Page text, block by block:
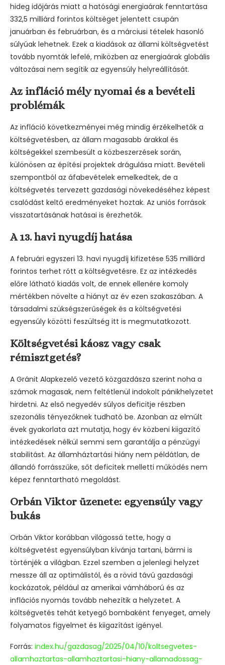
hideg időjárás miatt a hatósági energiaárak fenntartása
332,5 milliárd forintos költséget jelentett csupán
januárban és februárban, és a márciusi tételek hasonló
súlyúak lehetnek. Ezek a kiadások az állami költségvetést
tovább nyomták lefelé, miközben az energiaárak globális
változásai nem segítik az egyensúly helyreállítását.
Az infláció mély nyomai és a bevételi
problémák
Az infláció következményei még mindig érzékelhetők a
költségvetésben, az állam magasabb árakkal és
költségekkel szembesült a közbeszerzések során,
különösen az építési projektek drágulása miatt. Bevételi
szempontból az áfabevételek emelkedtek, de a
költségvetés tervezett gazdasági növekedéséhez képest
csalódást keltő eredményeket hoztak. Az uniós források
visszatartásának hatásai is érezhetők.
A 13. havi nyugdíj hatása
A februári egyszeri 13. havi nyugdíj kifizetése 535 milliárd
forintos terhet rótt a költségvetésre. Ez az intézkedés
előre látható kiadás volt, de ennek ellenére komoly
mértékben növelte a hiányt az év ezen szakaszában. A
társadalmi szükségszerűségek és a költségvetési
egyensúly közötti feszültség itt is megmutatkozott.
Költségvetési káosz vagy csak
rémisztgetés?
A Gránit Alapkezelő vezető közgazdásza szerint noha a
számok magasak, nem feltétlenül indokolt pánikhelyzetet
hirdetni. Az első negyedév súlyos deficitje részben
szezonális tényezőknek tudható be. Azonban az elmúlt
évek gyakorlata azt mutatja, hogy év közbeni kiigazító
intézkedések nélkül semmi sem garantálja a pénzügyi
stabilitást. Az államháztartási hiány nem példátlan, de
állandó forrásszűke, sőt deficitek melletti működés nem
képez fenntartható megoldást.
Orbán Viktor üzenete: egyensúly vagy
bukás
Orbán Viktor korábban világossá tette, hogy a
költségvetést egyensúlyban kívánja tartani, bármi is
történjék a világban. Ezzel szemben a jelenlegi helyzet
messze áll az optimálistól, és a rövid távú gazdasági
kockázatok, például az amerikai vámháború és az
inflációs nyomás tovább nehezítik a helyzetet. A
költségvetés tehát ketyegő bombaként fenyeget, amely
folyamatos figyelmet és kiigazítást igényel.
Forrás: index.hu/gazdasag/2025/04/10/koltsegvetes-
allamhaztartas-allamhaztartasi-hiany-allamadossag-